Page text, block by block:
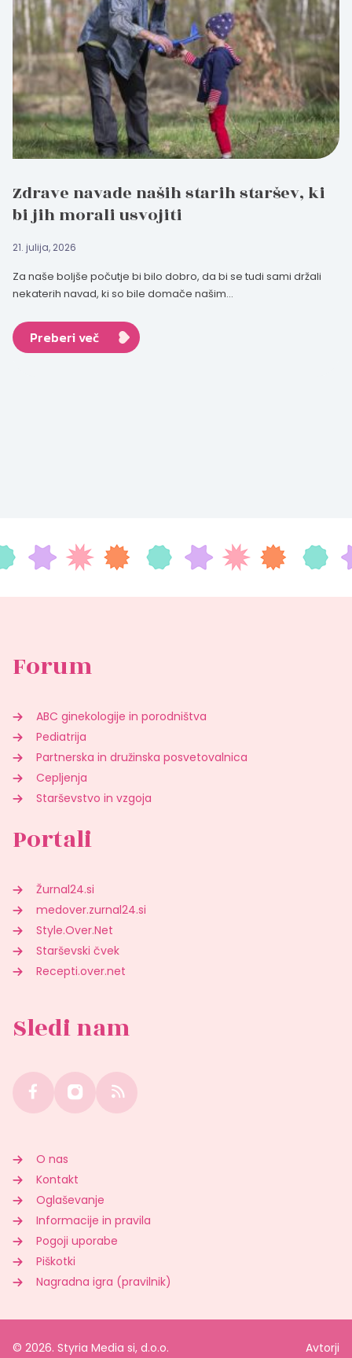
Zdrave navade naših starih staršev, ki
bi jih morali usvojiti
21. julija, 2026
Za naše boljše počutje bi bilo dobro, da bi se tudi sami držali
nekaterih navad, ki so bile domače našim...
Preberi več
Forum
ABC ginekologije in porodništva
Pediatrija
Partnerska in družinska posvetovalnica
Cepljenja
Starševstvo in vzgoja
Portali
Žurnal24.si
medover.zurnal24.si
Style.Over.Net
Starševski čvek
Recepti.over.net
Sledi nam
O nas
Kontakt
Oglaševanje
Informacije in pravila
Pogoji uporabe
Piškotki
Nagradna igra (pravilnik)
© 2026. Styria Media si, d.o.o. Avtorji